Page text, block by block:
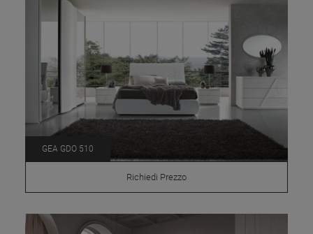
GEA GDO 510
Richiedi Prezzo